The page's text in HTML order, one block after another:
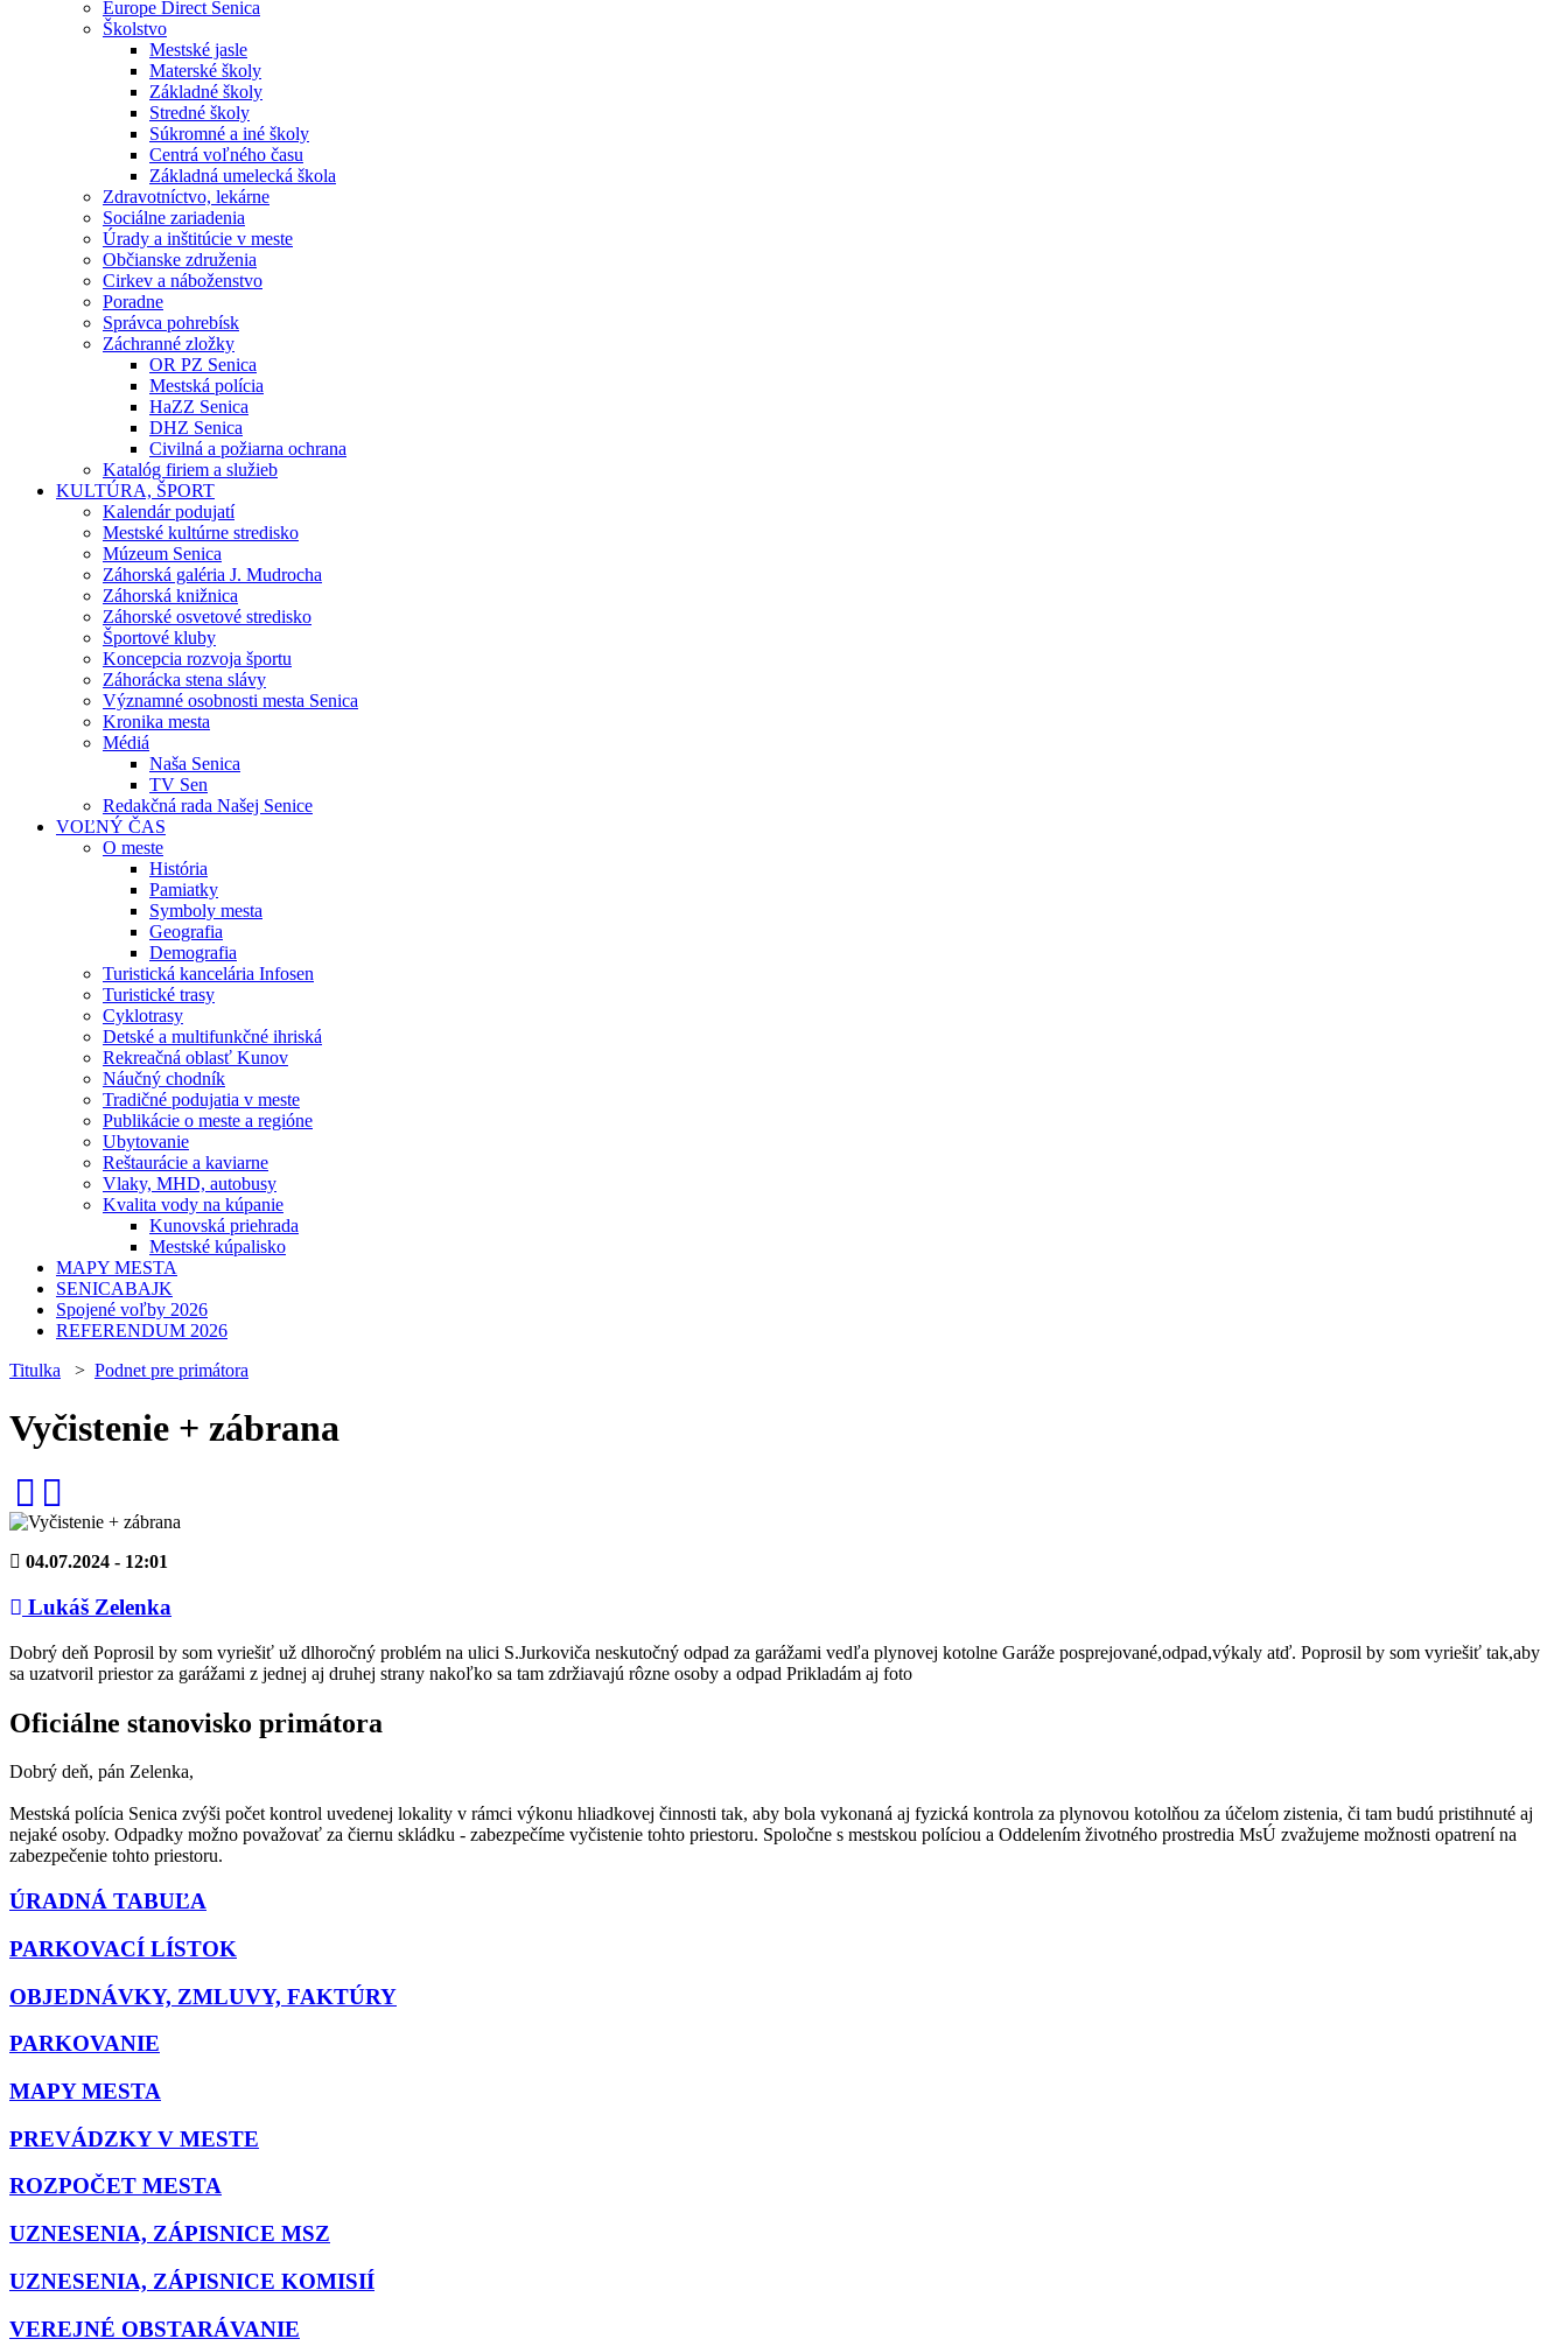
Europe Direct Senica
Školstvo
Mestské jasle
Materské školy
Základné školy
Stredné školy
Súkromné a iné školy
Centrá voľného času
Základná umelecká škola
Zdravotníctvo, lekárne
Sociálne zariadenia
Úrady a inštitúcie v meste
Občianske združenia
Cirkev a náboženstvo
Poradne
Správca pohrebísk
Záchranné zložky
OR PZ Senica
Mestská polícia
HaZZ Senica
DHZ Senica
Civilná a požiarna ochrana
Katalóg firiem a služieb
KULTÚRA, ŠPORT
Kalendár podujatí
Mestské kultúrne stredisko
Múzeum Senica
Záhorská galéria J. Mudrocha
Záhorská knižnica
Záhorské osvetové stredisko
Športové kluby
Koncepcia rozvoja športu
Záhorácka stena slávy
Významné osobnosti mesta Senica
Kronika mesta
Médiá
Naša Senica
TV Sen
Redakčná rada Našej Senice
VOĽNÝ ČAS
O meste
História
Pamiatky
Symboly mesta
Geografia
Demografia
Turistická kancelária Infosen
Turistické trasy
Cyklotrasy
Detské a multifunkčné ihriská
Rekreačná oblasť Kunov
Náučný chodník
Tradičné podujatia v meste
Publikácie o meste a regióne
Ubytovanie
Reštaurácie a kaviarne
Vlaky, MHD, autobusy
Kvalita vody na kúpanie
Kunovská priehrada
Mestské kúpalisko
MAPY MESTA
SENICABAJK
Spojené voľby 2026
REFERENDUM 2026
Titulka > Podnet pre primátora
Vyčistenie + zábrana
04.07.2024 - 12:01
Lukáš Zelenka
Dobrý deň Poprosil by som vyriešiť už dlhoročný problém na ulici S.Jurkoviča neskutočný odpad za garážami vedľa plynovej kotolne Garáže posprejované,odpad,výkaly atď. Poprosil by som vyriešiť tak,aby
sa uzatvoril priestor za garážami z jednej aj druhej strany nakoľko sa tam zdržiavajú rôzne osoby a odpad Prikladám aj foto
Oficiálne stanovisko primátora
Dobrý deň, pán Zelenka,
Mestská polícia Senica zvýši počet kontrol uvedenej lokality v rámci výkonu hliadkovej činnosti tak, aby bola vykonaná aj fyzická kontrola za plynovou kotolňou za účelom zistenia, či tam budú pristihnuté aj
nejaké osoby. Odpadky možno považovať za čiernu skládku - zabezpečíme vyčistenie tohto priestoru. Spoločne s mestskou políciou a Oddelením životného prostredia MsÚ zvažujeme možnosti opatrení na
zabezpečenie tohto priestoru.
ÚRADNÁ TABUĽA
PARKOVACÍ LÍSTOK
OBJEDNÁVKY, ZMLUVY, FAKTÚRY
PARKOVANIE
MAPY MESTA
PREVÁDZKY V MESTE
ROZPOČET MESTA
UZNESENIA, ZÁPISNICE MSZ
UZNESENIA, ZÁPISNICE KOMISIÍ
VEREJNÉ OBSTARÁVANIE